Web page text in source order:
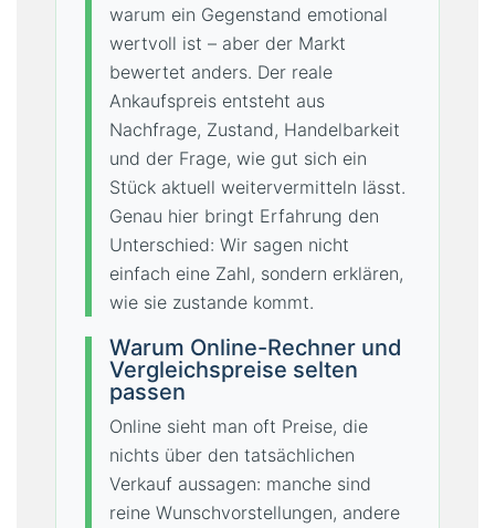
warum ein Gegenstand emotional
wertvoll ist – aber der Markt
bewertet anders. Der reale
Ankaufspreis entsteht aus
Nachfrage, Zustand, Handelbarkeit
und der Frage, wie gut sich ein
Stück aktuell weitervermitteln lässt.
Genau hier bringt Erfahrung den
Unterschied: Wir sagen nicht
einfach eine Zahl, sondern erklären,
wie sie zustande kommt.
Warum Online-Rechner und
Vergleichspreise selten
passen
Online sieht man oft Preise, die
nichts über den tatsächlichen
Verkauf aussagen: manche sind
reine Wunschvorstellungen, andere